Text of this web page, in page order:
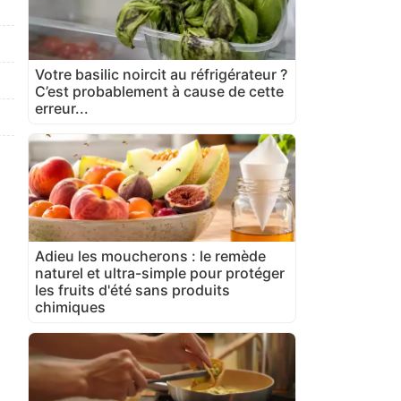
Votre basilic noircit au réfrigérateur ?
C’est probablement à cause de cette
erreur...
Adieu les moucherons : le remède
naturel et ultra-simple pour protéger
les fruits d'été sans produits
chimiques